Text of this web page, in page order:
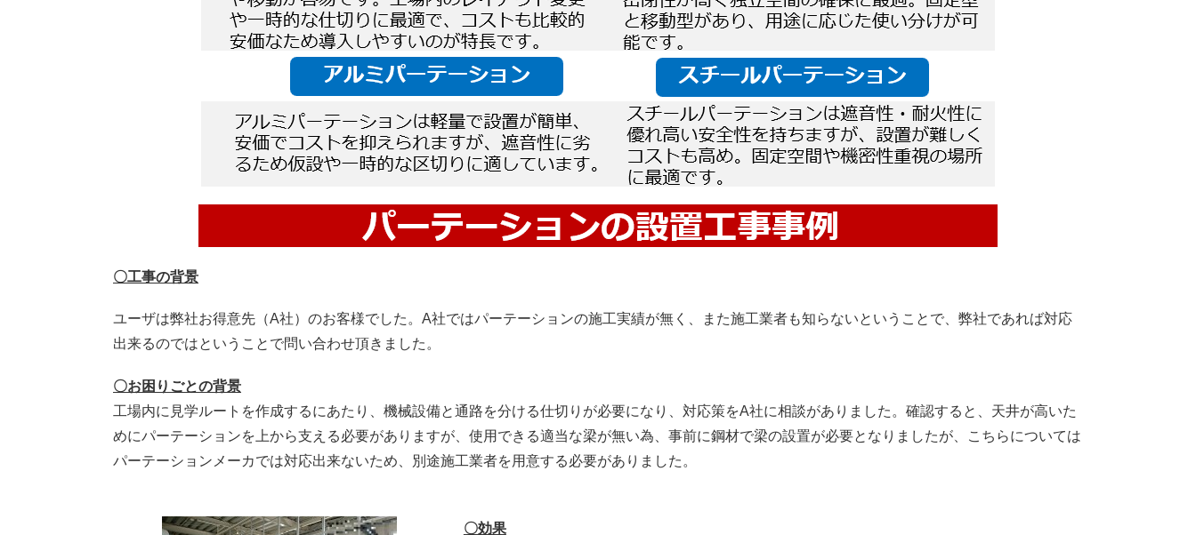
〇工事の背景
ユーザは弊社お得意先（A社）のお客様でした。A社ではパーテーションの施工実績が無く、また施工業者も知らないということで、弊社であれば対応
出来るのではということで問い合わせ頂きました。
〇お困りごとの背景
工場内に見学ルートを作成するにあたり、機械設備と通路を分ける仕切りが必要になり、対応策をA社に相談がありました。確認すると、天井が高いた
めにパーテーションを上から支える必要がありますが、使用できる適当な梁が無い為、事前に鋼材で梁の設置が必要となりましたが、こちらについては
パーテーションメーカでは対応出来ないため、別途施工業者を用意する必要がありました。
〇効果